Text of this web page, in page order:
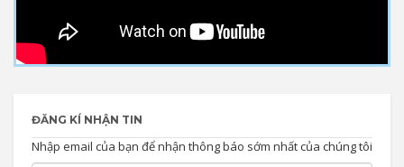
ĐĂNG KÍ NHẬN TIN
Nhập email của bạn để nhận thông báo sớm nhất của chúng tôi